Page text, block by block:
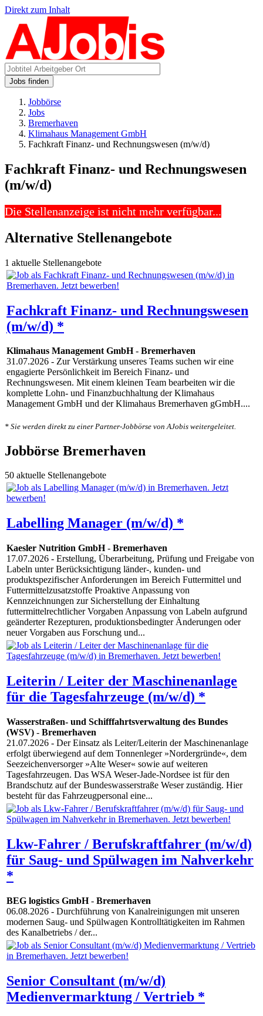
Direkt zum Inhalt
Jobs finden
Jobbörse
Jobs
Bremerhaven
Klimahaus Management GmbH
Fachkraft Finanz- und Rechnungswesen (m/w/d)
Fachkraft Finanz- und Rechnungswesen
(m/w/d)
Die Stellenanzeige ist nicht mehr verfügbar...
Alternative Stellenangebote
1 aktuelle Stellenangebote
Fachkraft Finanz- und Rechnungswesen
(m/w/d) *
Klimahaus Management GmbH- Bremerhaven
31.07.2026 - Zur Verstärkung unseres Teams suchen wir eine
engagierte Persönlichkeit im Bereich Finanz- und
Rechnungswesen. Mit einem kleinen Team bearbeiten wir die
komplette Lohn- und Finanzbuchhaltung der Klimahaus
Management GmbH und der Klimahaus Bremerhaven gGmbH....
* Sie werden direkt zu einer Partner-Jobbörse von AJobis weitergeleitet.
Jobbörse Bremerhaven
50 aktuelle Stellenangebote
Labelling Manager (m/w/d) *
Kaesler Nutrition GmbH- Bremerhaven
17.07.2026 - Erstellung, Überarbeitung, Prüfung und Freigabe von
Labeln unter Berücksichtigung länder-, kunden- und
produktspezifischer Anforderungen im Bereich Futtermittel und
Futtermittelzusatzstoffe Proaktive Anpassung von
Kennzeichnungen zur Sicherstellung der Einhaltung
futtermittelrechtlicher Vorgaben Anpassung von Labeln aufgrund
geänderter Rezepturen, produktionsbedingter Änderungen oder
neuer Vorgaben aus Forschung und...
Leiterin / Leiter der Maschinenanlage
für die Tagesfahrzeuge (m/w/d) *
Wasserstraßen- und Schifffahrtsverwaltung des Bundes
(WSV) - Bremerhaven
21.07.2026 - Der Einsatz als Leiter/Leiterin der Maschinenanlage
erfolgt überwiegend auf dem Tonnenleger »Nordergründe«, dem
Seezeichenversorger »Alte Weser« sowie auf weiteren
Tagesfahrzeugen. Das WSA Weser-Jade-Nordsee ist für den
Brandschutz auf der Bundeswasserstraße Weser zuständig. Hier
besteht für das Fahrzeugpersonal eine...
Lkw-Fahrer / Berufskraftfahrer (m/w/d)
für Saug- und Spülwagen im Nahverkehr
*
BEG logistics GmbH- Bremerhaven
06.08.2026 - Durchführung von Kanalreinigungen mit unseren
modernen Saug- und Spülwagen Kontrolltätigkeiten im Rahmen
des Kanalbetriebs / der...
Senior Consultant (m/w/d)
Medienvermarktung / Vertrieb *